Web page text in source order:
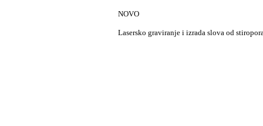
NOVO
Lasersko graviranje i izrada slova od